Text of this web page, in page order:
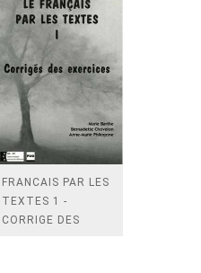
FRANCAIS PAR LES
TEXTES 1 -
CORRIGE DES